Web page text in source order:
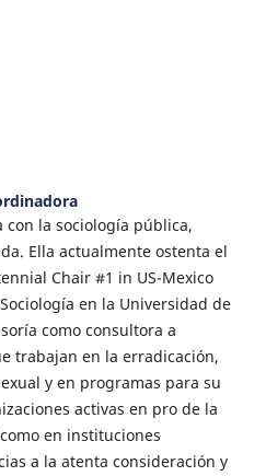
la sociología pública,
Ella actualmente ostenta el
Chair #1 in US-Mexico
en la Universidad de
como consultora a
trabajan en la erradicación,
y en programas para su
activas en pro de la
en instituciones
a la atenta consideración y